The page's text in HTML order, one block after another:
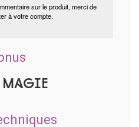
sur le produit, merci de
à votre compte.